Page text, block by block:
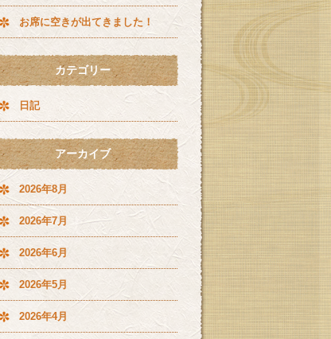
お席に空きが出てきました！
カテゴリー
日記
アーカイブ
2026年8月
2026年7月
2026年6月
2026年5月
2026年4月